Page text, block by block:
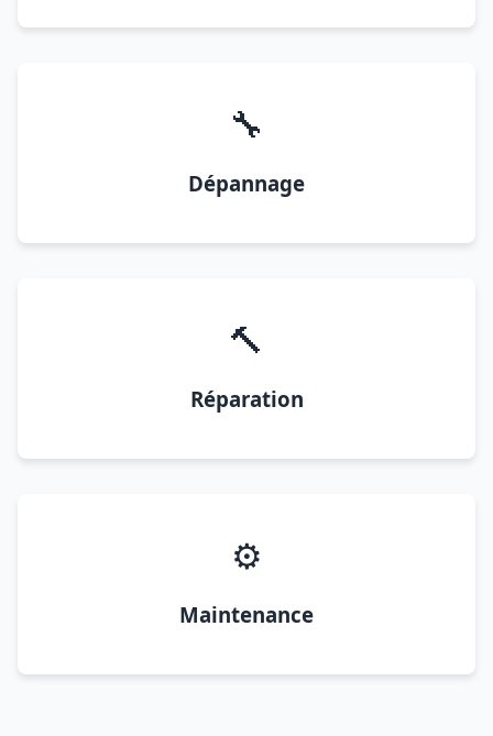
🔧
Dépannage
🔨
Réparation
⚙️
Maintenance